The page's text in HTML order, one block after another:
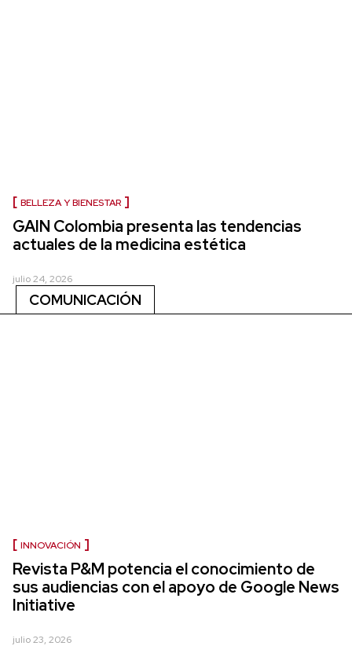
BELLEZA Y BIENESTAR
GAIN Colombia presenta las tendencias
actuales de la medicina estética
julio 24, 2026
COMUNICACIÓN
INNOVACIÓN
Revista P&M potencia el conocimiento de
sus audiencias con el apoyo de Google News
Initiative
julio 23, 2026